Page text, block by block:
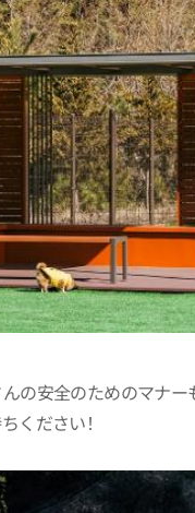
の安全のためのマナ
ください！